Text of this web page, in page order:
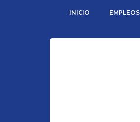
INICIO EMPLEOS